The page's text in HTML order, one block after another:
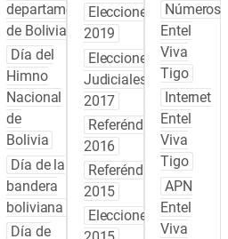
departamentos
de Bolivia
Día del
Himno
Nacional
de
Bolivia
Día de la
bandera
boliviana
Día de
Elecciones
2019
Elecciones
Judiciales
2017
Referéndum
2016
Referéndum
2015
Elecciones
Números
Entel
Viva
Tigo
Internet
Entel
Viva
Tigo
APN
Entel
Viva